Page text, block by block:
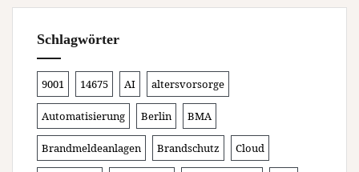
Schlagwörter
9001 14675 AI altersvorsorge
Automatisierung Berlin BMA
Brandmeldeanlagen Brandschutz Cloud